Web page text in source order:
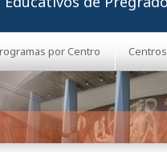
por Centro